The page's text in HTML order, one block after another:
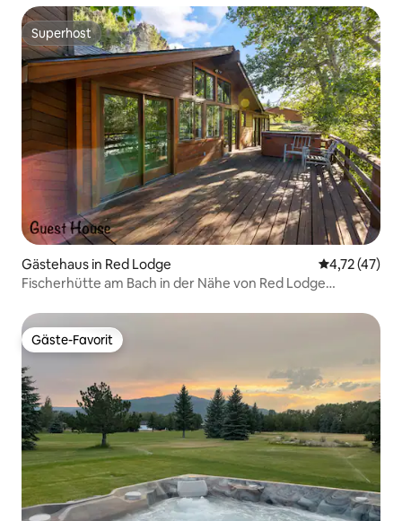
Superhost
Superhost
Gästehaus in Red Lodge
4,72 (47)
Fischerhütte am Bach in der Nähe von Red Lodge
Gäste-Favorit
Gäste-Favorit